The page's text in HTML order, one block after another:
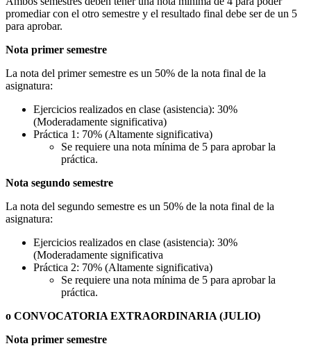
promediar con el otro semestre y el resultado final debe ser de un 5
para aprobar.
Nota primer semestre
La nota del primer semestre es un 50% de la nota final de la
asignatura:
Ejercicios realizados en clase (asistencia): 30%
(Moderadamente significativa)
Práctica 1: 70% (Altamente significativa)
Se requiere una nota mínima de 5 para aprobar la
práctica.
Nota segundo semestre
La nota del segundo semestre es un 50% de la nota final de la
asignatura:
Ejercicios realizados en clase (asistencia): 30%
(Moderadamente significativa
Práctica 2: 70% (Altamente significativa)
Se requiere una nota mínima de 5 para aprobar la
práctica.
o CONVOCATORIA EXTRAORDINARIA (JULIO)
Nota primer semestre